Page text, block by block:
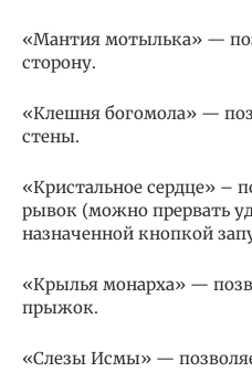
«Мантия мотылька» —
сторону.
«Клешня богомола» —
стены.
«Кристальное сердце» –
рывок (можно прервать
назначенной кнопкой
«Крылья монарха» —
прыжок.
«Слезы Исмы» —